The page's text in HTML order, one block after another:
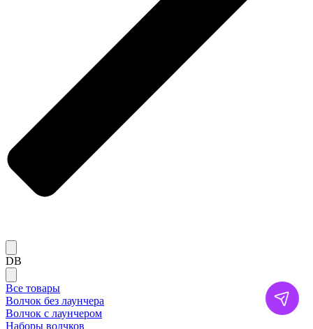
DB
Все товары
Волчок без лаунчера
Волчок с лаунчером
Наборы волчков